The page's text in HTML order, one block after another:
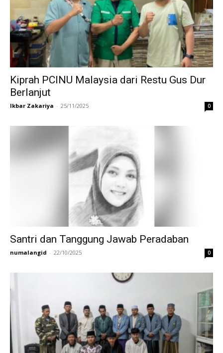
Kiprah PCINU Malaysia dari Restu Gus Dur
Berlanjut
Ikbar Zakariya - 25/11/2025 0
Santri dan Tanggung Jawab Peradaban
numalangid - 22/10/2025 0